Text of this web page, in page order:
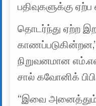
பதிவுகளுக்கு
தொடர்ந்து ஏற்ற
நிறுவனமான
சால் கவோனிக்
“இவை அனைத்தும்